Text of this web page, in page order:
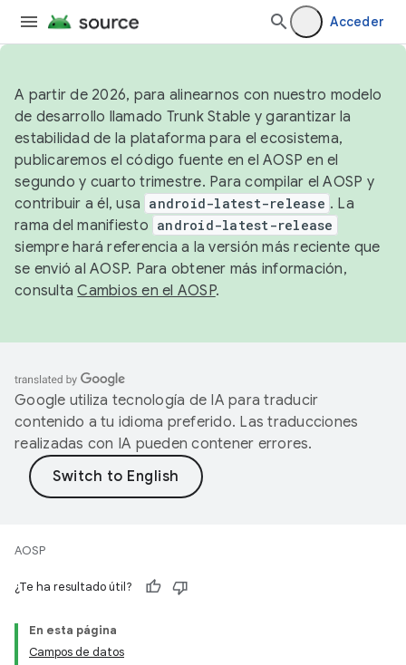
Acceder
A partir de 2026, para alinearnos con nuestro modelo
de desarrollo llamado Trunk Stable y garantizar la
estabilidad de la plataforma para el ecosistema,
publicaremos el código fuente en el AOSP en el
segundo y cuarto trimestre. Para compilar el AOSP y
contribuir a él, usa android-latest-release . La
rama del manifiesto android-latest-release
siempre hará referencia a la versión más reciente que
se envió al AOSP. Para obtener más información,
consultaCambios en el AOSP.
Google utiliza tecnología de IA para traducir
contenido a tu idioma preferido. Las traducciones
realizadas con IA pueden contener errores.
AOSP
¿Te ha resultado útil?
En esta página
Campos de datos